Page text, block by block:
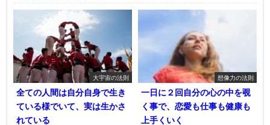
大宇宙の法則
全ての人間は自分自身で生き
ている様でいて、実は生かさ
れている
想像力の法則
一日に２回自分の心の中を覗
く事で、恋愛も仕事も健康も
上手くいく